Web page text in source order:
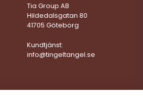
Tia Group AB
Hildedalsgatan 80
41705 Göteborg
Kundtjänst:
info@tingeltangel.se